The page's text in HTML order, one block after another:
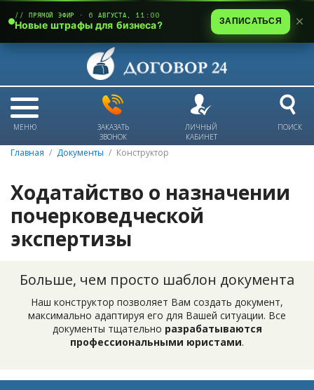
МЕНЮ
ЗАКАЗАТЬ
ЗВОНОК
ЛИЧНЫЙ
КАБИНЕТ
ПОИСК
Главная Документы Конструктор
Ходатайство о назначении
почерковедческой
экспертизы
Больше, чем просто шаблон документа
Наш конструктор позволяет Вам создать документ,
максимально адаптируя его для Вашей ситуации. Все
документы тщательно разрабатываются
профессиональными юристами.
// ПРЯМОЙ ЭФИР · 6 АВГУСТА, 11:00
Новые штрафы для бизнеса? ЗАПИСАТЬСЯ